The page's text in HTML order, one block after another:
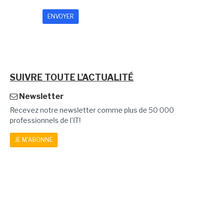
SUIVRE TOUTE L'ACTUALITÉ
Newsletter
Recevez notre newsletter comme plus de 50 000
professionnels de l'IT!
JE M'ABONNE